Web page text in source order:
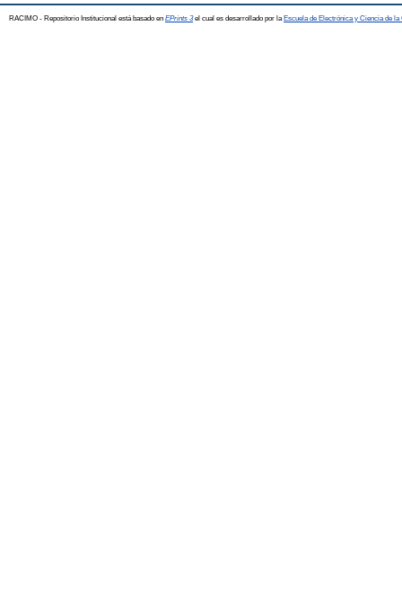
RACIMO - Repositorio Institucional está basado en EPrints 3el cual es desarrollado por la Escuela de Electrónica y Ciencia de la